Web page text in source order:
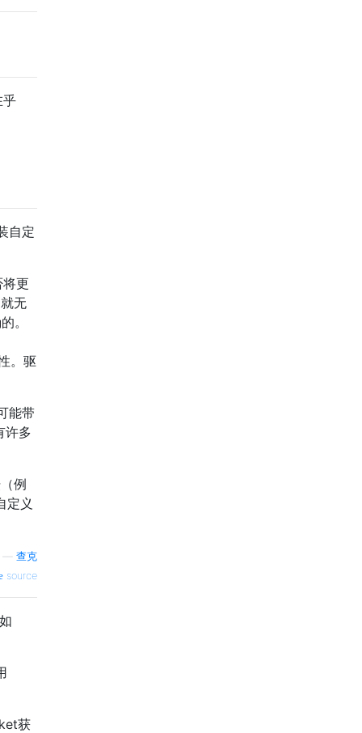
乎
自定
更
无
。
。驱
能带
许多
例
定义
查克
source
获